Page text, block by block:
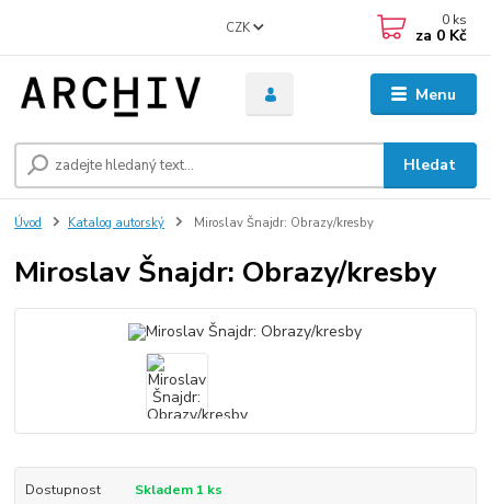
Menu
CZK
Hledat
0 ks
za 0 Kč
Úvod Katalog autorský Miroslav Šnajdr: Obrazy/kresby
Miroslav Šnajdr: Obrazy/kresby
Dostupnost Skladem 1 ks